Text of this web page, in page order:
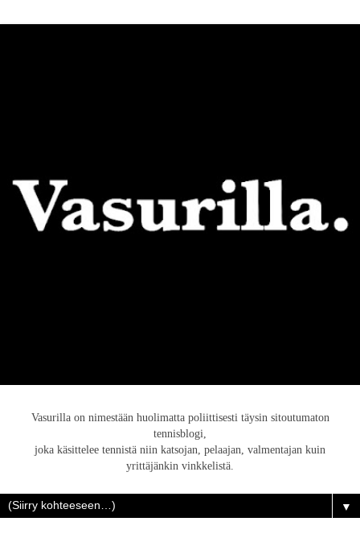
Vasurilla on nimestään huolimatta poliittisesti täysin sitoutumaton
tennisblogi,
joka käsittelee tennistä niin katsojan, pelaajan, valmentajan kuin
yrittäjänkin vinkkelistä.
▼